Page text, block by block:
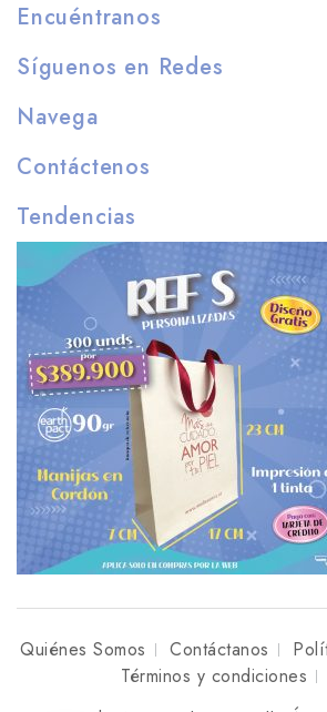
Encuéntranos
Síguenos en Redes
Navega
Contáctenos
Tendencias
Quiénes Somos Contáctanos
Términos y condiciones